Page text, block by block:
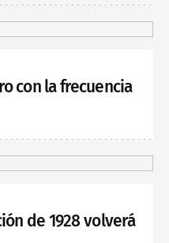
con la frecuencia
de 1928 volverá